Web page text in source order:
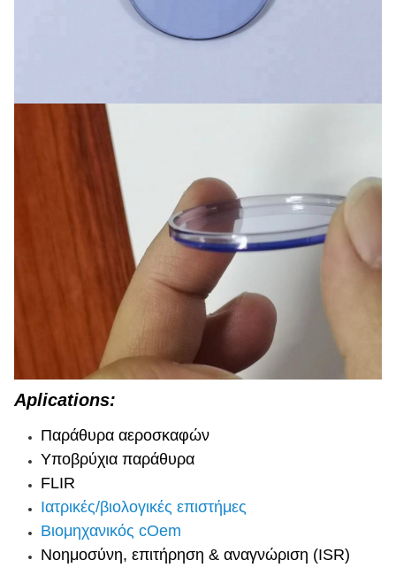
Aplications:
Παράθυρα αεροσκαφών
Υποβρύχια παράθυρα
FLIR
Ιατρικές/βιολογικές επιστήμες
Βιομηχανικός cOem
Νοημοσύνη, επιτήρηση & αναγνώριση (ISR)